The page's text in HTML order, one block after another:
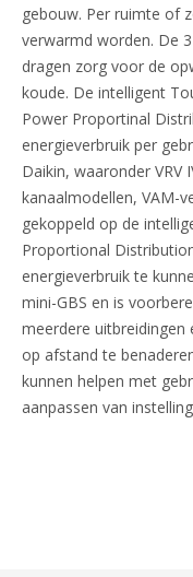
gebouw. Per ruimte of
verwarmd worden. De
dragen zorg voor de
koude. De intelligent
Power Proportinal
energieverbruik per
Daikin, waaronder VRV
kanaalmodellen, VAM-
gekoppeld op de
Proportional
energieverbruik te
mini-GBS en is
meerdere uitbreidingen
op afstand te
kunnen helpen met
aanpassen van